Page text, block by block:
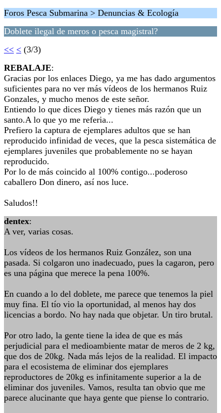
Foros Pesca Submarina > Denuncias & Ecología
Doblete ilegal de meros o pesca magistral?
<< < (3/3)
REBALAJE:
Gracias por los enlaces Diego, ya me has dado argumentos
suficientes para no ver más vídeos de los hermanos Ruiz
Gonzales, y mucho menos de este señor.
Entiendo lo que dices Diego y tienes más razón que un
santo.A lo que yo me referia...
Prefiero la captura de ejemplares adultos que se han
reproducido infinidad de veces, que la pesca sistemática de
ejemplares juveniles que probablemente no se hayan
reproducido.
Por lo de más coincido al 100% contigo...poderoso
caballero Don dinero, así nos luce.
Saludos!!
dentex:
A ver, varias cosas.
Los vídeos de los hermanos Ruiz González, son una
pasada. Si colgaron uno inadecuado, pues la cagaron, pero
es una página que merece la pena 100%.
En cuando a lo del doblete, me parece que tenemos la piel
muy fina. El tío vio la oportunidad, al menos hay dos
licencias a bordo. No hay nada que objetar. Un tiro brutal.
Por otro lado, la gente tiene la idea de que es más
perjudicial para el medioambiente matar de meros de 2 kg,
que dos de 20kg. Nada más lejos de la realidad. El impacto
para el ecosistema de eliminar dos ejemplares
reproductores de 20kg es infinitamente superior a la de
eliminar dos juveniles. Vamos, resulta tan obvio que me
parece alucinante que haya gente que piense lo contrario.